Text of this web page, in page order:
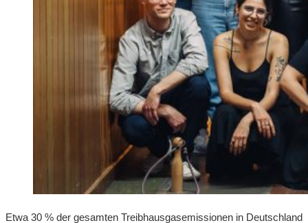
Etwa 30 % der gesamten Treibhausgasemissionen in Deutschland